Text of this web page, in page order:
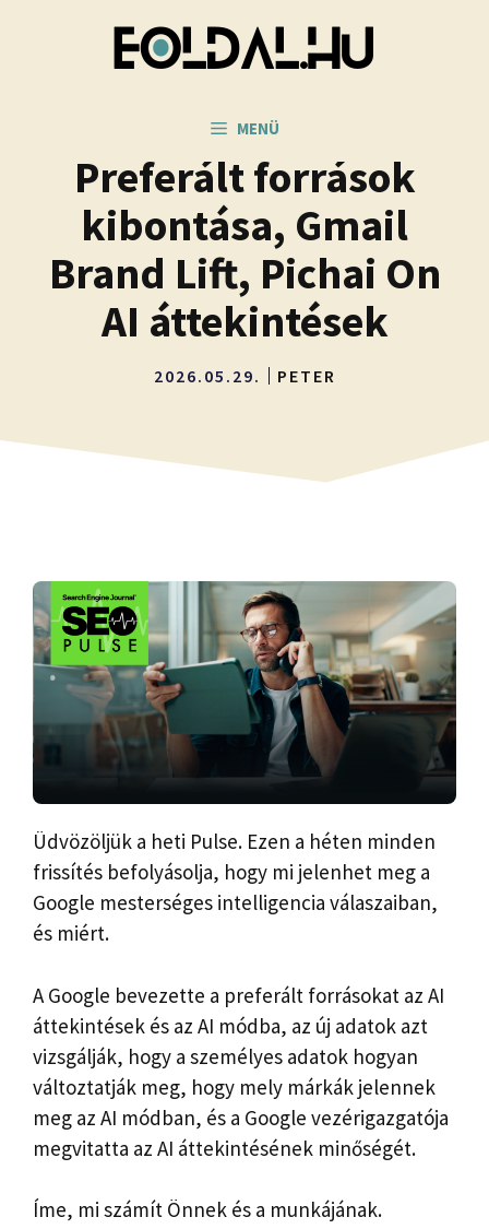
MENÜ
Preferált források
kibontása, Gmail
Brand Lift, Pichai On
AI áttekintések
2026.05.29. PETER
Üdvözöljük a heti Pulse. Ezen a héten minden
frissítés befolyásolja, hogy mi jelenhet meg a
Google mesterséges intelligencia válaszaiban,
és miért.
A Google bevezette a preferált forrásokat az AI
áttekintések és az AI módba, az új adatok azt
vizsgálják, hogy a személyes adatok hogyan
változtatják meg, hogy mely márkák jelennek
meg az AI módban, és a Google vezérigazgatója
megvitatta az AI áttekintésének minőségét.
Íme, mi számít Önnek és a munkájának.